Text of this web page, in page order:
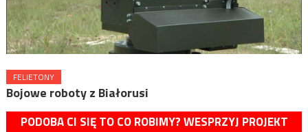
FELIETONY
Bojowe roboty z Białorusi
PODOBA CI SIĘ TO CO ROBIMY? WESPRZYJ PROJEKT